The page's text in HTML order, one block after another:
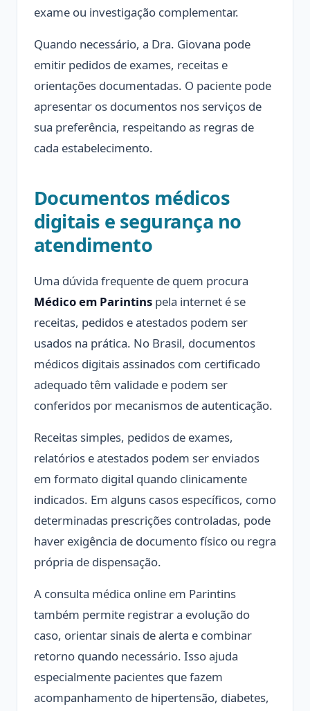
exame ou investigação complementar.
Quando necessário, a Dra. Giovana pode
emitir pedidos de exames, receitas e
orientações documentadas. O paciente pode
apresentar os documentos nos serviços de
sua preferência, respeitando as regras de
cada estabelecimento.
Documentos médicos
digitais e segurança no
atendimento
Uma dúvida frequente de quem procura
Médico em Parintins pela internet é se
receitas, pedidos e atestados podem ser
usados na prática. No Brasil, documentos
médicos digitais assinados com certificado
adequado têm validade e podem ser
conferidos por mecanismos de autenticação.
Receitas simples, pedidos de exames,
relatórios e atestados podem ser enviados
em formato digital quando clinicamente
indicados. Em alguns casos específicos, como
determinadas prescrições controladas, pode
haver exigência de documento físico ou regra
própria de dispensação.
A consulta médica online em Parintins
também permite registrar a evolução do
caso, orientar sinais de alerta e combinar
retorno quando necessário. Isso ajuda
especialmente pacientes que fazem
acompanhamento de hipertensão, diabetes,